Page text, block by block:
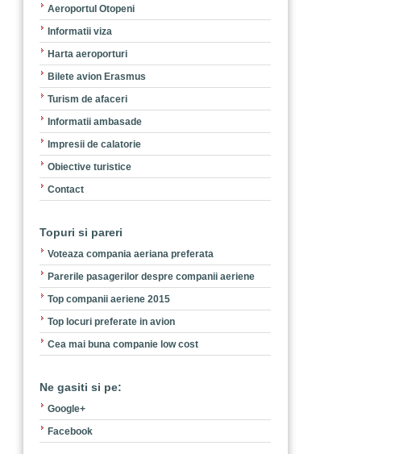
Aeroportul Otopeni
Informatii viza
Harta aeroporturi
Bilete avion Erasmus
Turism de afaceri
Informatii ambasade
Impresii de calatorie
Obiective turistice
Contact
Topuri si pareri
Voteaza compania aeriana preferata
Parerile pasagerilor despre companii aeriene
Top companii aeriene 2015
Top locuri preferate in avion
Cea mai buna companie low cost
Ne gasiti si pe:
Google+
Facebook